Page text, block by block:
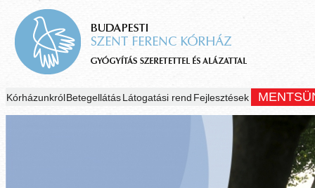
KórházunkrólBetegellátásLátogatási rend Fejlesztések